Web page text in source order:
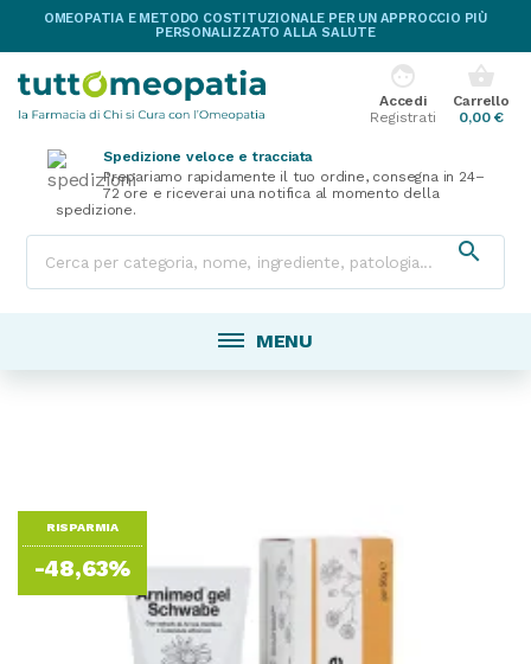
OMEOPATIA E METODO COSTITUZIONALE PER UN APPROCCIO PIÙ
PERSONALIZZATO ALLA SALUTE
shopping_basket
Carrello
0,00 €
face
Accedi
Registrati
Spedizione veloce e tracciata
Prepariamo rapidamente il tuo ordine, consegna in 24–
72 ore e riceverai una notifica al momento della
spedizione.

MENU
RISPARMIA
-48,63%